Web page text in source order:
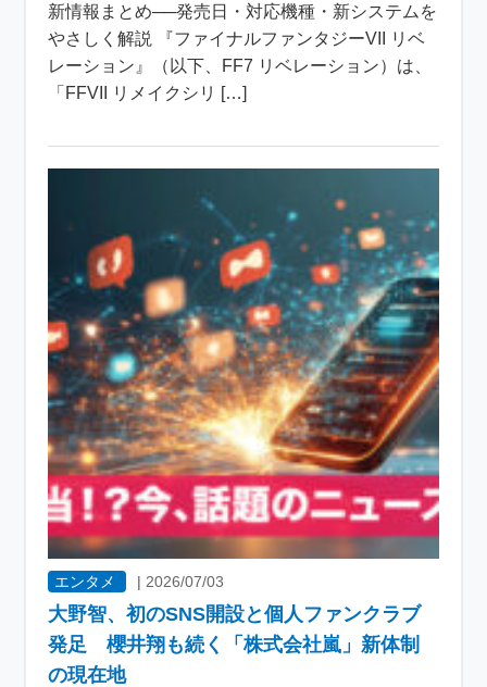
新情報まとめ──発売日・対応機種・新システムを
やさしく解説 『ファイナルファンタジーVII リベ
レーション』（以下、FF7 リベレーション）は、
「FFVII リメイクシリ […]
エンタメ | 2026/07/03
大野智、初のSNS開設と個人ファンクラブ
発足 櫻井翔も続く「株式会社嵐」新体制
の現在地